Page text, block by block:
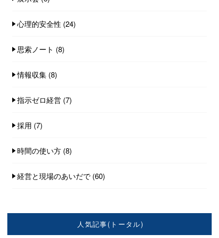
心理的安全性 (24)
思索ノート (8)
情報収集 (8)
指示ゼロ経営 (7)
採用 (7)
時間の使い方 (8)
経営と現場のあいだで (60)
人気記事(トータル)